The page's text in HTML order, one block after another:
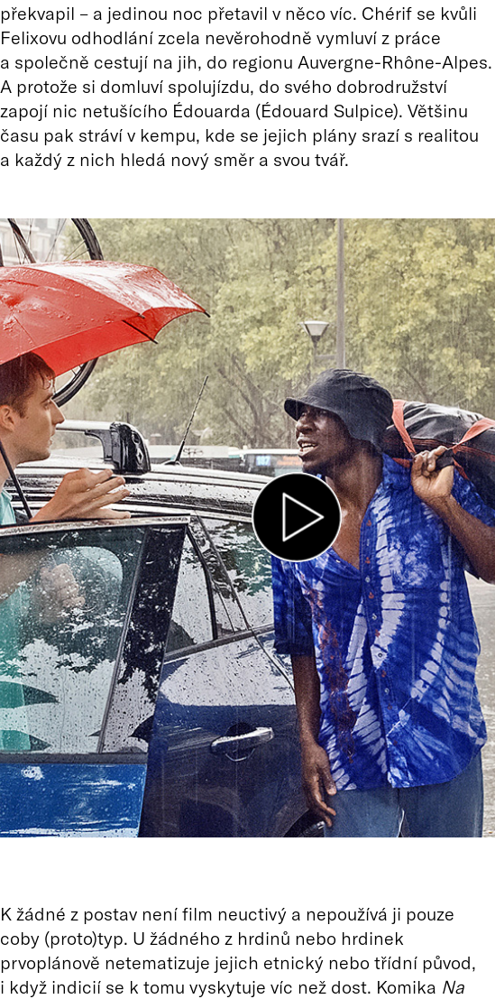
překvapil – a jedinou noc přetavil v něco víc. Chérif se kvůli
Felixovu odhodlání zcela nevěrohodně vymluví z práce
a společně cestují na jih, do regionu Auvergne-Rhône-Alpes.
A protože si domluví spolujízdu, do svého dobrodružství
zapojí nic netušícího Édouarda (Édouard Sulpice). Většinu
času pak stráví v kempu, kde se jejich plány srazí s realitou
a každý z nich hledá nový směr a svou tvář.
K žádné z postav není film neuctivý a nepoužívá ji pouze
coby (proto)typ. U žádného z hrdinů nebo hrdinek
prvoplánově netematizuje jejich etnický nebo třídní původ,
i když indicií se k tomu vyskytuje víc než dost. Komika Na